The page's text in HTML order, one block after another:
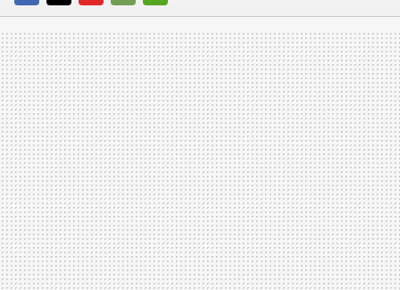
FACEBOOK
TWITTERFLIPBOARD
E-
MAIL
WHATSAPP